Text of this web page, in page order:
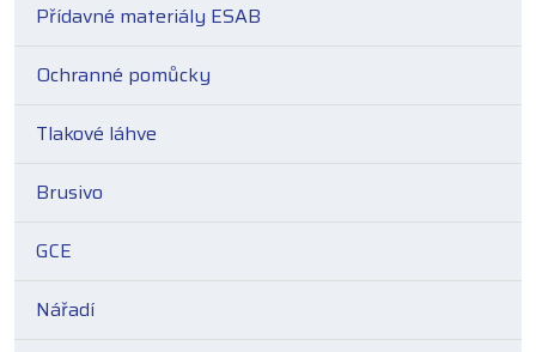
Přídavné materiály ESAB
Ochranné pomůcky
Tlakové láhve
Brusivo
GCE
Nářadí